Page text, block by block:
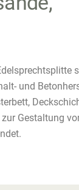
und
Gestaltung